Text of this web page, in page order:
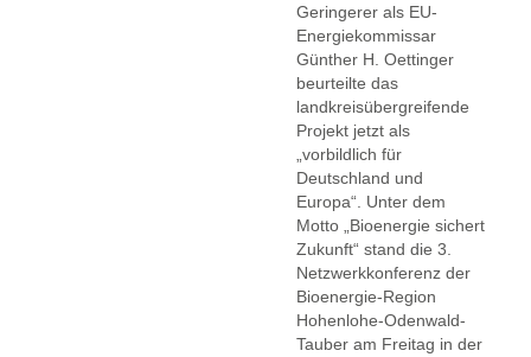
Geringerer als EU-
Energiekommissar
Günther H. Oettinger
beurteilte das
landkreisübergreifende
Projekt jetzt als
„vorbildlich für
Deutschland und
Europa“. Unter dem
Motto „Bioenergie sichert
Zukunft“ stand die 3.
Netzwerkkonferenz der
Bioenergie-Region
Hohenlohe-Odenwald-
Tauber am Freitag in der